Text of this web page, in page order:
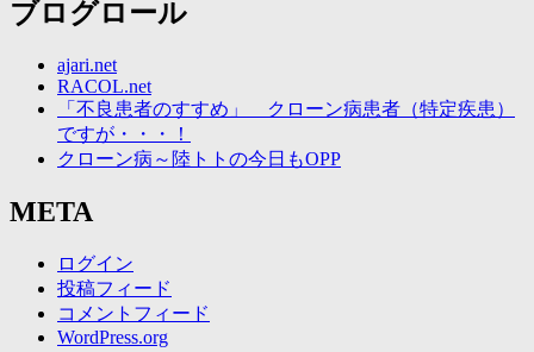
ブログロール
ajari.net
RACOL.net
「不良患者のすすめ」 クローン病患者（特定疾患）
ですが・・・！
クローン病～陸トトの今日もOPP
META
ログイン
投稿フィード
コメントフィード
WordPress.org